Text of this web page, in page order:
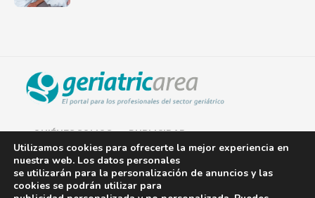
QUIÉNES SOMOS PUBLICIDAD
AVISO LEGAL
POLÍTICA DE COOKIES
Utilizamos cookies para ofrecerte la mejor experiencia en
nuestra web. Los datos personales
se utilizarán para la personalización de anuncios y las
cookies se podrán utilizar para